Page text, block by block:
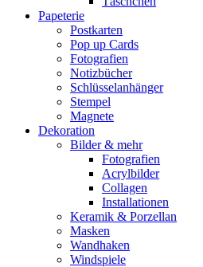
Papeterie
Postkarten
Pop up Cards
Fotografien
Notizbücher
Schlüsselanhänger
Stempel
Magnete
Dekoration
Bilder & mehr
Fotografien
Acrylbilder
Collagen
Installationen
Keramik & Porzellan
Masken
Wandhaken
Windspiele